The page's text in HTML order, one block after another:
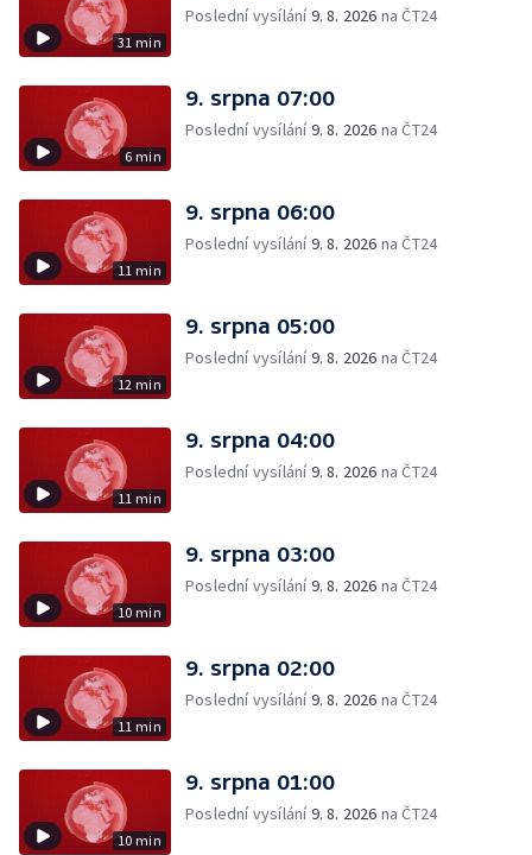
31 min
Poslední vysílání9. 8. 2026 na ČT24
6 min
9. srpna 07:00
Poslední vysílání9. 8. 2026 na ČT24
11 min
9. srpna 06:00
Poslední vysílání9. 8. 2026 na ČT24
12 min
9. srpna 05:00
Poslední vysílání9. 8. 2026 na ČT24
11 min
9. srpna 04:00
Poslední vysílání9. 8. 2026 na ČT24
10 min
9. srpna 03:00
Poslední vysílání9. 8. 2026 na ČT24
11 min
9. srpna 02:00
Poslední vysílání9. 8. 2026 na ČT24
10 min
9. srpna 01:00
Poslední vysílání9. 8. 2026 na ČT24